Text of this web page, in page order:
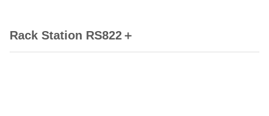
Rack Station RS822＋